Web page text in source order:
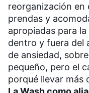
reorganización en
prendas y
apropiadas para
dentro y fuera del
de ansiedad,
pequeño, pero el
porqué llevar más